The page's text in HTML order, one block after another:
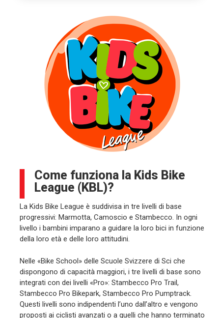
Come funziona la Kids Bike
League (KBL)?
La Kids Bike League è suddivisa in tre livelli di base
progressivi: Marmotta, Camoscio e Stambecco. In ogni
livello i bambini imparano a guidare la loro bici in funzione
della loro età e delle loro attitudini.
Nelle «Bike School» delle Scuole Svizzere di Sci che
dispongono di capacità maggiori, i tre livelli di base sono
integrati con dei livelli «Pro»: Stambecco Pro Trail,
Stambecco Pro Bikepark, Stambecco Pro Pumptrack.
Questi livelli sono indipendenti l’uno dall’altro e vengono
proposti ai ciclisti avanzati o a quelli che hanno terminato